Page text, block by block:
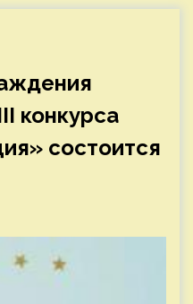
конкурса
состоится